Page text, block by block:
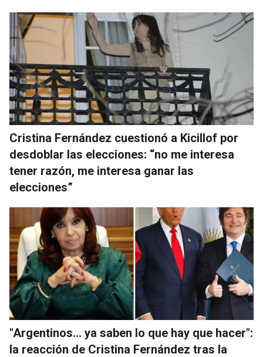
Cristina Fernández cuestionó a Kicillof por
desdoblar las elecciones: “no me interesa
tener razón, me interesa ganar las
elecciones”
"Argentinos... ya saben lo que hay que hacer":
la reacción de Cristina Fernández tras la